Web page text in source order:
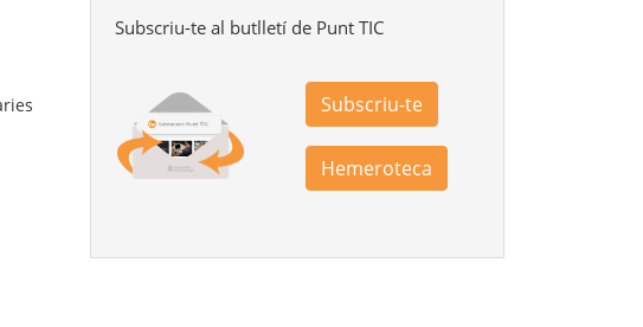
Subscriu-te al butlletí de Punt TIC
Subscriu-te
Hemeroteca